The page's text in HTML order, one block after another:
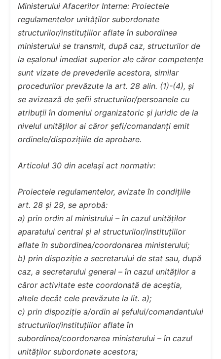
Ministerului Afacerilor Interne: Proiectele
regulamentelor unităților subordonate
structurilor/instituțiilor aflate în subordinea
ministerului se transmit, după caz, structurilor de
la eșalonul imediat superior ale căror competențe
sunt vizate de prevederile acestora, similar
procedurilor prevăzute la art. 28 alin. (1)-(4), și
se avizează de șefii structurilor/persoanele cu
atribuții în domeniul organizatoric și juridic de la
nivelul unităților ai căror șefi/comandanți emit
ordinele/dispozițiile de aprobare.
Articolul 30 din același act normativ:
Proiectele regulamentelor, avizate în condițiile
art. 28 și 29, se aprobă:
a) prin ordin al ministrului – în cazul unităților
aparatului central și al structurilor/instituțiilor
aflate în subordinea/coordonarea ministerului;
b) prin dispoziție a secretarului de stat sau, după
caz, a secretarului general – în cazul unităților a
căror activitate este coordonată de aceștia,
altele decât cele prevăzute la lit. a);
c) prin dispoziție a/ordin al șefului/comandantului
structurilor/instituțiilor aflate în
subordinea/coordonarea ministerului – în cazul
unităților subordonate acestora;